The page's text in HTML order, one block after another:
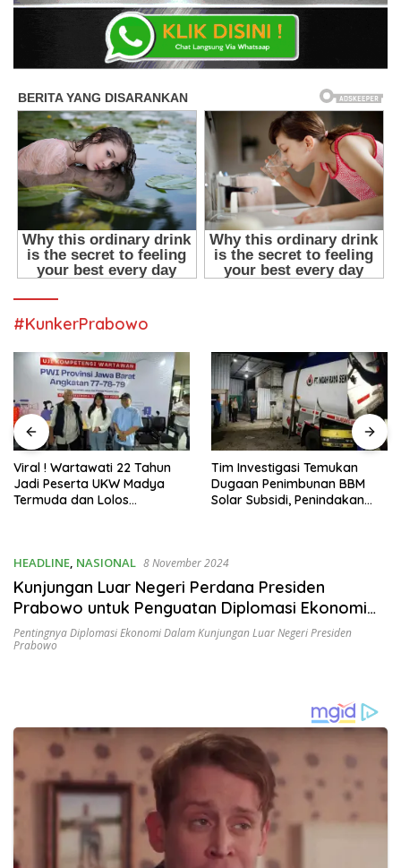
#KunkerPrabowo
Tim Investigasi Temukan
Dugaan Penimbunan BBM
Solar Subsidi, Penindakan
Pani Gold Mine Ajak Pelajar
Marisa Jaga Kelestarian
Lingkungan
HEADLINE, NASIONAL 8 November 2024
Kunjungan Luar Negeri Perdana Presiden
Prabowo untuk Penguatan Diplomasi Ekonomi
Global
Pentingnya Diplomasi Ekonomi Dalam Kunjungan Luar Negeri Presiden
Prabowo